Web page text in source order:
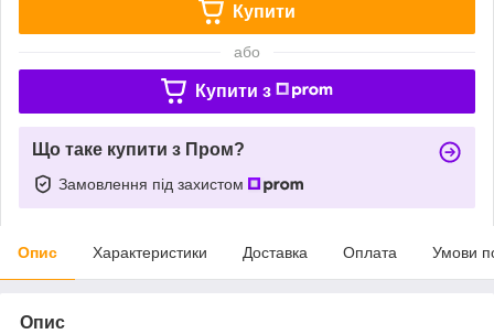
Купити
або
Купити з
Що таке купити з Пром?
Замовлення під захистом
Опис Характеристики Доставка Оплата Умови
Опис